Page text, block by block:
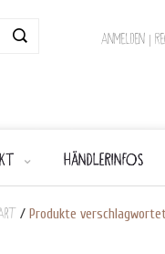
Anmelden |
HÄNDLERINFOS
/ Produkte